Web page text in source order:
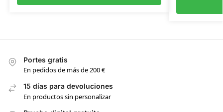
Portes gratis
En pedidos de más de 200 €
15 días para devoluciones
En productos sin personalizar